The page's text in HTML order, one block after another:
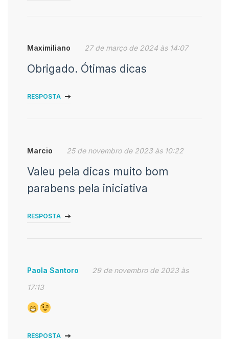
Maximiliano 27 de março de 2024 às 14:07
Obrigado. Ótimas dicas
RESPOSTA
Marcio 25 de novembro de 2023 às 10:22
Valeu pela dicas muito bom
parabens pela iniciativa
RESPOSTA
Paola Santoro
29 de novembro de 2023 às
17:13
RESPOSTA